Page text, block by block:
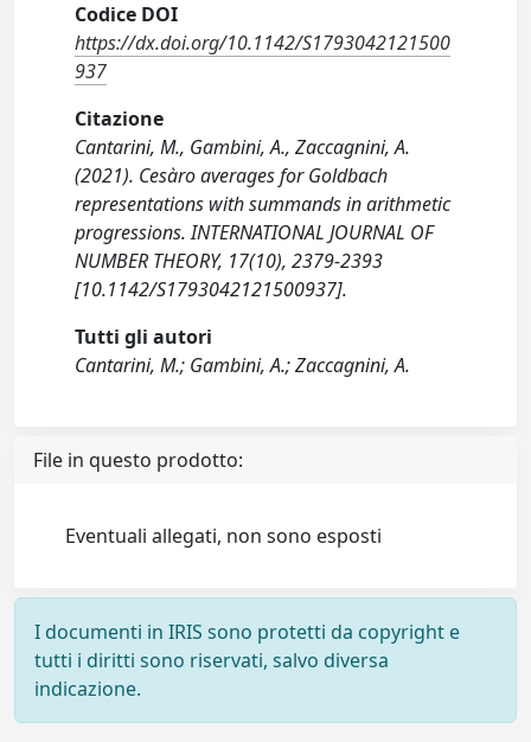
Codice DOI
https://dx.doi.org/10.1142/S1793042121500
937
Citazione
Cantarini, M., Gambini, A., Zaccagnini, A.
(2021). Cesàro averages for Goldbach
representations with summands in arithmetic
progressions. INTERNATIONAL JOURNAL OF
NUMBER THEORY, 17(10), 2379-2393
[10.1142/S1793042121500937].
Tutti gli autori
Cantarini, M.; Gambini, A.; Zaccagnini, A.
File in questo prodotto:
Eventuali allegati, non sono esposti
I documenti in IRIS sono protetti da copyright e
tutti i diritti sono riservati, salvo diversa
indicazione.